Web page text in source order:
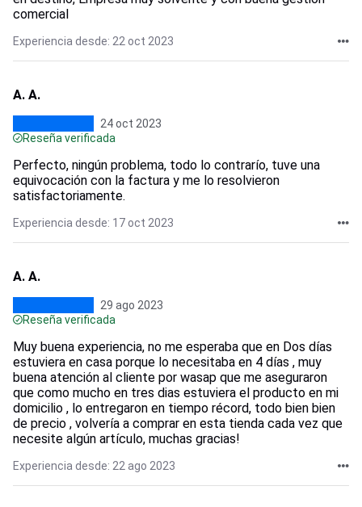
comercial
Experiencia desde: 22 oct 2023
A. A.
24 oct 2023
Reseña verificada
Perfecto, ningún problema, todo lo contrarío, tuve una
equivocación con la factura y me lo resolvieron
satisfactoriamente.
Experiencia desde: 17 oct 2023
A. A.
29 ago 2023
Reseña verificada
Muy buena experiencia, no me esperaba que en Dos días
estuviera en casa porque lo necesitaba en 4 días , muy
buena atención al cliente por wasap que me aseguraron
que como mucho en tres dias estuviera el producto en mi
domicilio , lo entregaron en tiempo récord, todo bien bien
de precio , volvería a comprar en esta tienda cada vez que
necesite algún artículo, muchas gracias!
Experiencia desde: 22 ago 2023